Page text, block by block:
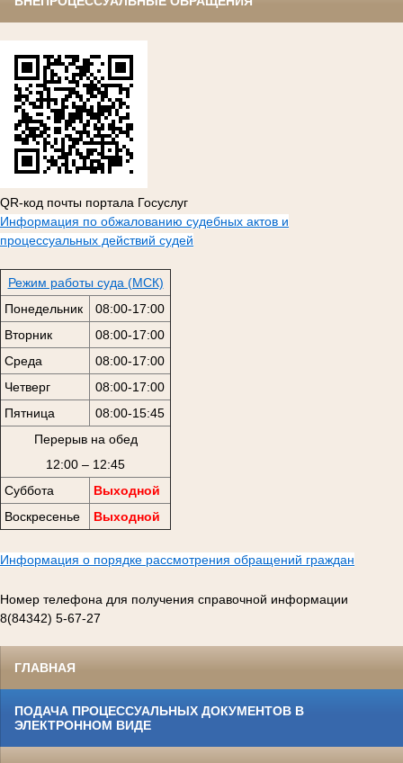
QR-код почты портала Госуслуг
Информация по обжалованию судебных актов и
процессуальных действий судей
Режим работы суда (МСК)
Понедельник
08:00-17:00
Вторник
08:00-17:00
Среда
08:00-17:00
Четверг
08:00-17:00
Пятница
08:00-15:45
Перерыв на обед
12:00 – 12:45
Суббота
Выходной
Воскресенье
Выходной
Информация о порядке рассмотрения обращений граждан
Номер телефона для получения справочной информации
8(84342) 5-67-27
ГЛАВНАЯ
ПОДАЧА ПРОЦЕССУАЛЬНЫХ ДОКУМЕНТОВ В
ЭЛЕКТРОННОМ ВИДЕ